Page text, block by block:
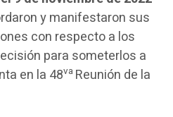
y manifestaron sus
con respecto a los
para someterlos a
en la 48va Reunión de la